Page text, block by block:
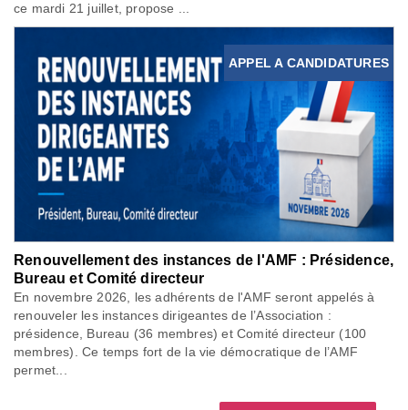
ce mardi 21 juillet, propose ...
APPEL A CANDIDATURES
Renouvellement des instances de l'AMF : Présidence,
Bureau et Comité directeur
En novembre 2026, les adhérents de l'AMF seront appelés à
renouveler les instances dirigeantes de l’Association :
présidence, Bureau (36 membres) et Comité directeur (100
membres). Ce temps fort de la vie démocratique de l’AMF
permet...